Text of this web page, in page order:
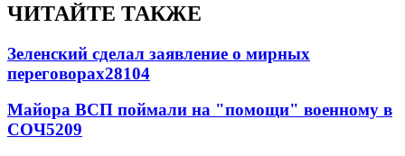
ЧИТАЙТЕ ТАКЖЕ
Зеленский сделал заявление о мирных
переговорах28104
Майора ВСП поймали на "помощи" военному в
СОЧ5209